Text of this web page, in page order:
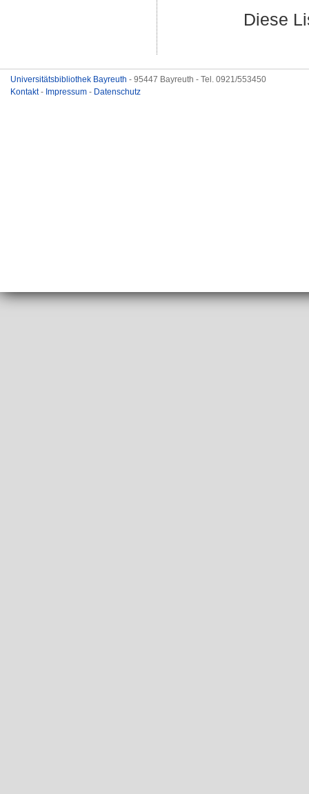
Diese
Universitätsbibliothek Bayreuth - 95447 Bayreuth - Tel. 0921/553450
Kontakt- Impressum - Datenschutz